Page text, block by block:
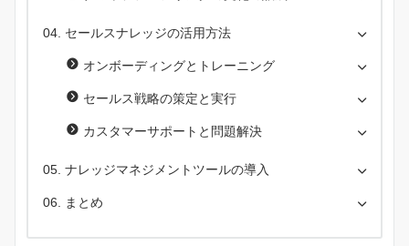
セールスナレッジの活用方法
オンボーディングとトレーニング
セールス戦略の策定と実行
カスタマーサポートと問題解決
ナレッジマネジメントツールの導入
まとめ